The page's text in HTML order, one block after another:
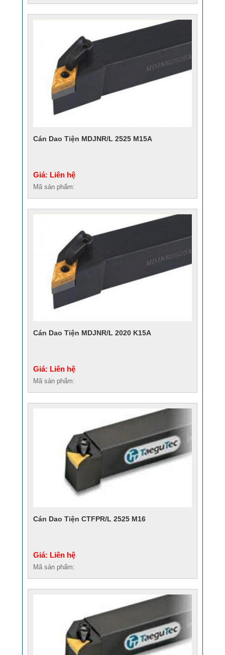
Cán Dao Tiện MDJNR/L 2525 M15A
Giá: Liên hệ
Mã sản phẩm:
Cán Dao Tiện MDJNR/L 2020 K15A
Giá: Liên hệ
Mã sản phẩm:
Cán Dao Tiện CTFPR/L 2525 M16
Giá: Liên hệ
Mã sản phẩm: